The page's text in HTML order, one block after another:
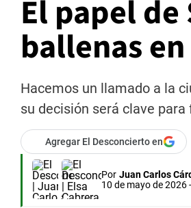
El papel
ballenas
Hacemos un llamado a la
su decisión será clave
Agregar El Desconcierto en
Por Juan Carlos
10 de mayo de 2026